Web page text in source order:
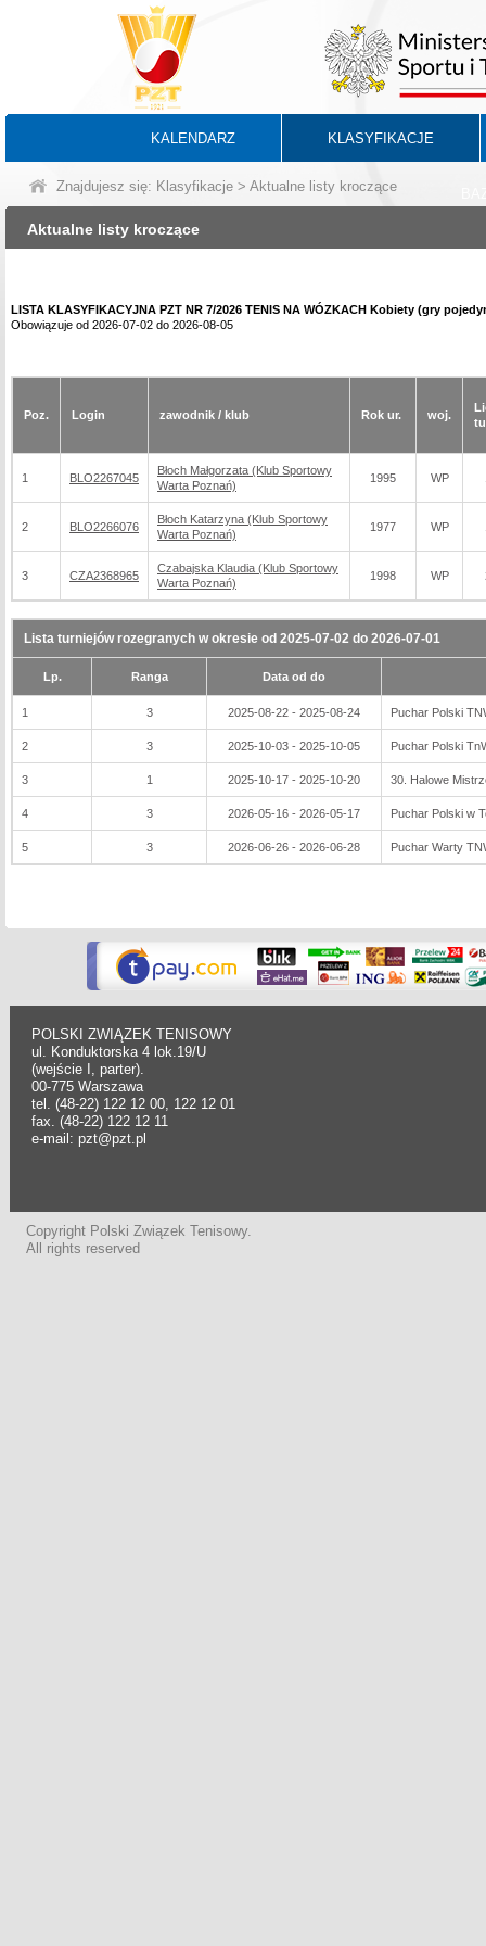
KALENDARZ KLASYFIKACJE
Znajdujesz się: Klasyfikacje > Aktualne listy kroczące
Aktualne listy kroczące
LISTA KLASYFIKACYJNA PZT NR 7/2026 TENIS NA WÓZKACH Kobiety (gry
Obowiązuje od 2026-07-02 do 2026-08-05
Poz. Login zawodnik / klub Rok ur. woj.
1 BLO2267045
Błoch Małgorzata (Klub Sportowy
Warta Poznań)
1995 WP
2 BLO2266076
Błoch Katarzyna (Klub Sportowy
Warta Poznań)
1977 WP
3 CZA2368965
Czabajska Klaudia (Klub Sportowy
Warta Poznań)
1998 WP
Lista turniejów rozegranych w okresie od 2025-07-02 do 2026-07-01
Lp. Ranga Data od do
1 3 2025-08-22 - 2025-08-24 Puchar Polski
2 3 2025-10-03 - 2025-10-05 Puchar Polski
3 1 2025-10-17 - 2025-10-20 30. Halowe
4 3 2026-05-16 - 2026-05-17 Puchar Polski w
5 3 2026-06-26 - 2026-06-28 Puchar Warty
POLSKI ZWIĄZEK TENISOWY
ul. Konduktorska 4 lok.19/U
(wejście I, parter).
00-775 Warszawa
tel. (48-22) 122 12 00, 122 12 01
fax. (48-22) 122 12 11
e-mail: pzt@pzt.pl
Copyright Polski Związek Tenisowy.
All rights reserved